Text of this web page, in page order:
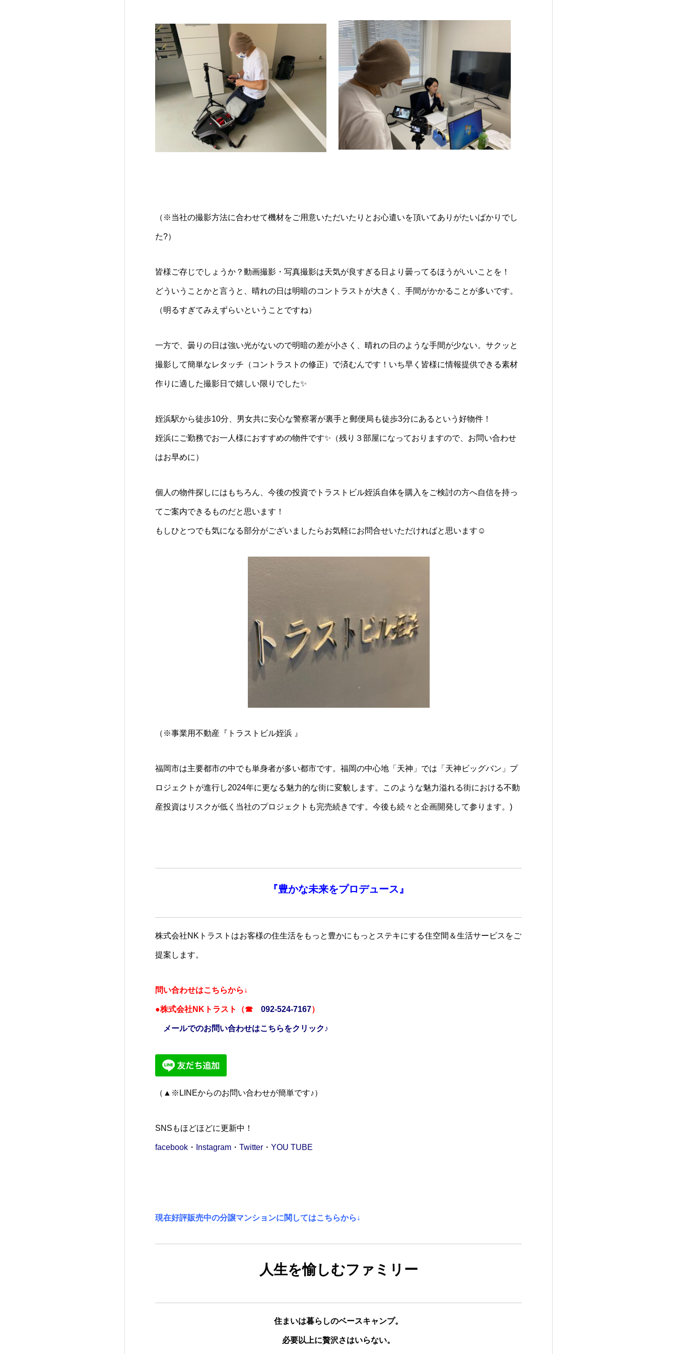
（※当社の撮影方法に合わせて機材をご用意いただいたりとお心遣いを頂いてありがたいばかりでし
た?）
皆様ご存じでしょうか？動画撮影・写真撮影は天気が良すぎる日より曇ってるほうがいいことを！
どういうことかと言うと、晴れの日は明暗のコントラストが大きく、手間がかかることが多いです。
（明るすぎてみえずらいということですね）
一方で、曇りの日は強い光がないので明暗の差が小さく、晴れの日のような手間が少ない。サクッと
撮影して簡単なレタッチ（コントラストの修正）で済むんです！いち早く皆様に情報提供できる素材
作りに適した撮影日で嬉しい限りでした✨
姪浜駅から徒歩10分、男女共に安心な警察署が裏手と郵便局も徒歩3分にあるという好物件！
姪浜にご勤務でお一人様におすすめの物件です✨（残り３部屋になっておりますので、お問い合わせ
はお早めに）
個人の物件探しにはもちろん、今後の投資でトラストビル姪浜自体を購入をご検討の方へ自信を持っ
てご案内できるものだと思います！
もしひとつでも気になる部分がございましたらお気軽にお問合せいただければと思います☺
（※事業用不動産『トラストビル姪浜 』
福岡市は主要都市の中でも単身者が多い都市です。福岡の中心地「天神」では「天神ビッグバン」プ
ロジェクトが進行し2024年に更なる魅力的な街に変貌します。このような魅力溢れる街における不動
産投資はリスクが低く当社のプロジェクトも完売続きです。今後も続々と企画開発して参ります。)
『豊かな未来をプロデュース』
株式会社NKトラストはお客様の住生活をもっと豊かにもっとステキにする住空間＆生活サービスをご
提案します。
問い合わせはこちらから↓
●株式会社NKトラスト（☎ 092-524-7167）
メールでのお問い合わせはこちらをクリック♪
（▲※LINEからのお問い合わせが簡単です♪）
SNSもほどほどに更新中！
facebook ・ Instagram ・ Twitter ・ YOU TUBE
現在好評販売中の分譲マンションに関してはこちらから↓
人生を愉しむファミリー
住まいは暮らしのベースキャンプ。
必要以上に贅沢さはいらない。